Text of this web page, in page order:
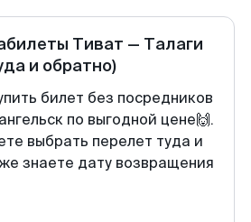
Тиват — Талаги
и обратно)
билет без посредников
по выгодной цене🙌.
выбрать перелет туда и
знаете дату возвращения